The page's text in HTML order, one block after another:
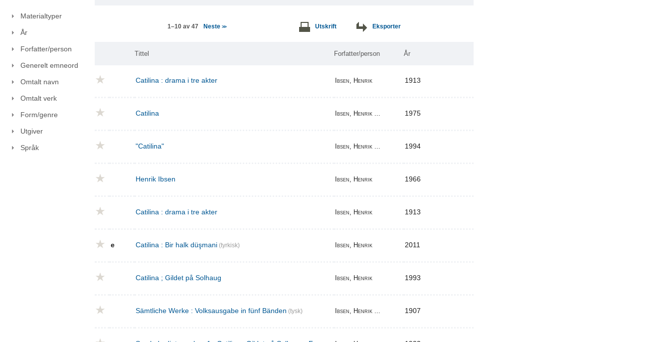
Materialtyper
År
Forfatter/person
Generelt emneord
Omtalt navn
Omtalt verk
Form/genre
Utgiver
Språk
1–10 av 47 Neste>> Utskrift Eksporter
Tittel Forfatter/person År
Catilina : drama i tre akter Ibsen, Henrik 1913
Catilina Ibsen, Henrik ... 1975
"Catilina" Ibsen, Henrik ... 1994
Henrik Ibsen Ibsen, Henrik 1966
Catilina : drama i tre akter Ibsen, Henrik 1913
e Catilina : Bir halk düşmani (tyrkisk) Ibsen, Henrik 2011
Catilina ; Gildet på Solhaug Ibsen, Henrik 1993
Sämtliche Werke : Volksausgabe in fünf Bänden (tysk) Ibsen, Henrik ... 1907